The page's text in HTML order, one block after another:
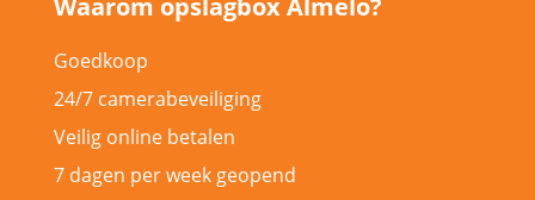
Waarom opslagbox Almelo?
Goedkoop
24/7 camerabeveiliging
Veilig online betalen
7 dagen per week geopend